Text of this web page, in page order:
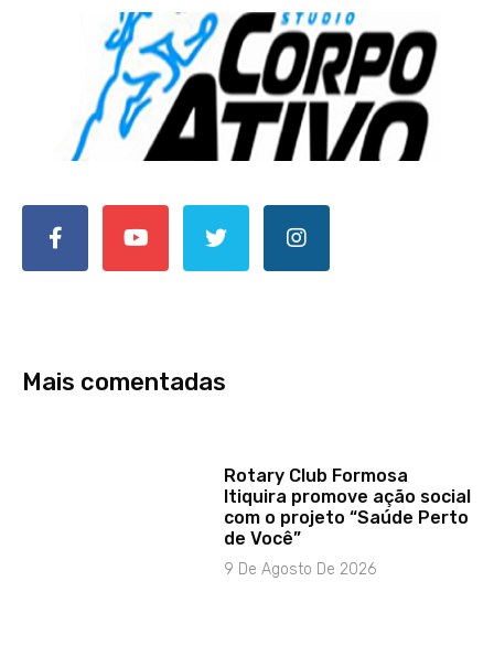
Mais comentadas
Rotary Club Formosa
Itiquira promove ação social
com o projeto “Saúde Perto
de Você”
9 De Agosto De 2026